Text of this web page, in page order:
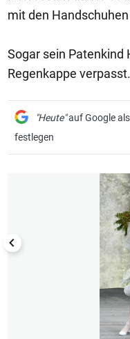
mit den
Sogar sein Patenkind
Regenkappe verpasst.
"Heute"auf Google als
festlegen
1/11